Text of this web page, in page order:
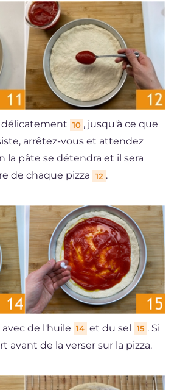
délicatement 10 , jusqu'à ce que
arrêtez-vous et attendez
pâte se détendra et il sera
de chaque pizza
12 .
de l'huile 14 et du sel 15 . Si
avant de la verser sur la pizza.